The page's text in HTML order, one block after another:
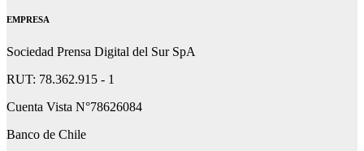
EMPRESA
Sociedad Prensa Digital del Sur SpA
RUT: 78.362.915 - 1
Cuenta Vista N°78626084
Banco de Chile